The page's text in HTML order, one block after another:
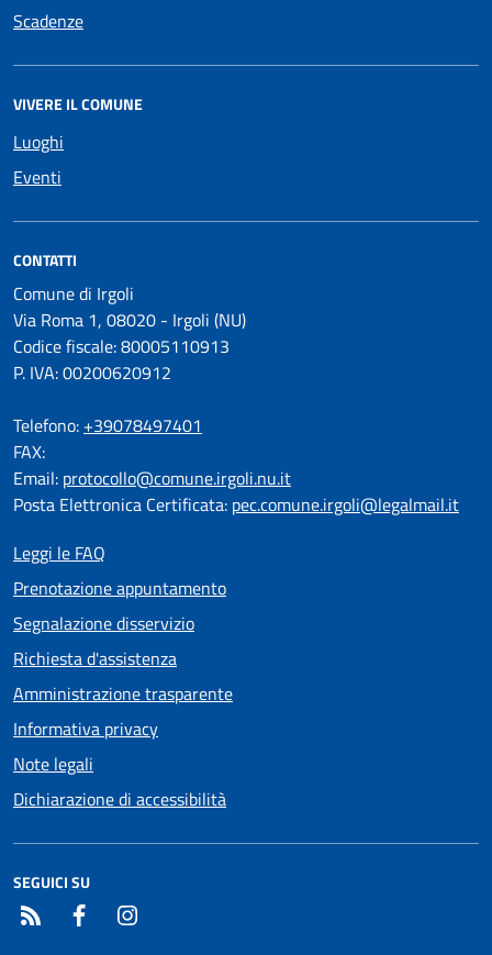
Scadenze
VIVERE IL COMUNE
Luoghi
Eventi
CONTATTI
Comune di Irgoli
Via Roma 1, 08020 - Irgoli (NU)
Codice fiscale: 80005110913
P. IVA: 00200620912
Telefono: +39078497401
FAX:
Email: protocollo@comune.irgoli.nu.it
Posta Elettronica Certificata: pec.comune.irgoli@legalmail.it
Leggi le FAQ
Prenotazione appuntamento
Segnalazione disservizio
Richiesta d'assistenza
Amministrazione trasparente
Informativa privacy
Note legali
Dichiarazione di accessibilità
SEGUICI SU
RSS Facebook